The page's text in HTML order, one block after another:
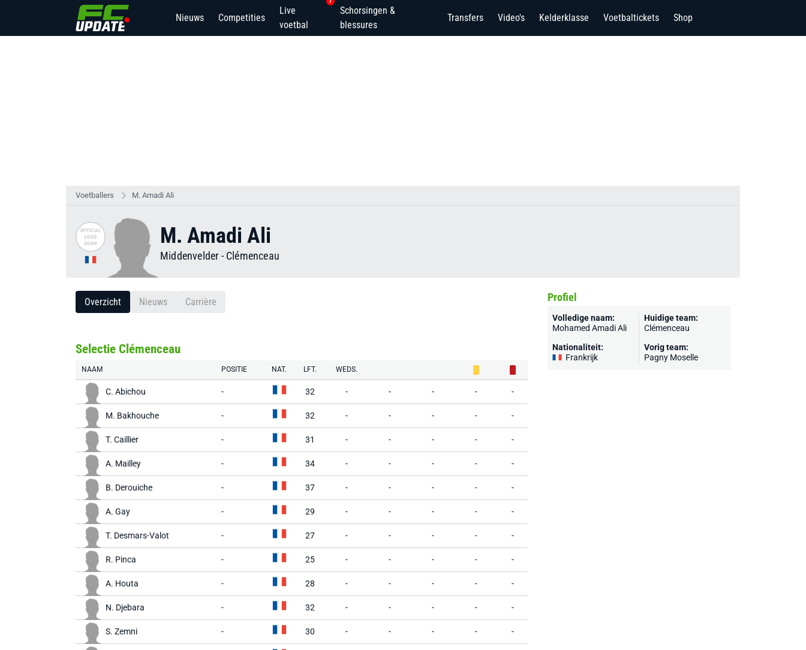
Nieuws Competities
Live
voetbal
Schorsingen &
blessures
Transfers Video's Kelderklasse Voetbaltickets Shop
Voetballers M. Amadi Ali
M. Amadi Ali
Middenvelder - Clémenceau
Overzicht Nieuws Carrière
Selectie Clémenceau
NAAM POSITIE NAT. LFT. WEDS.
C. Abichou - 32 - - - - -
M. Bakhouche - 32 - - - - -
T. Caillier - 31 - - - - -
A. Mailley - 34 - - - - -
B. Derouiche - 37 - - - - -
A. Gay - 29 - - - - -
T. Desmars-Valot - 27 - - - - -
R. Pinca - 25 - - - - -
A. Houta - 28 - - - - -
N. Djebara - 32 - - - - -
S. Zemni - 30 - - - - -
Profiel
Volledige naam:
Mohamed Amadi Ali
Nationaliteit:
Frankrijk
Huidige team:
Clémenceau
Vorig team:
Pagny Moselle